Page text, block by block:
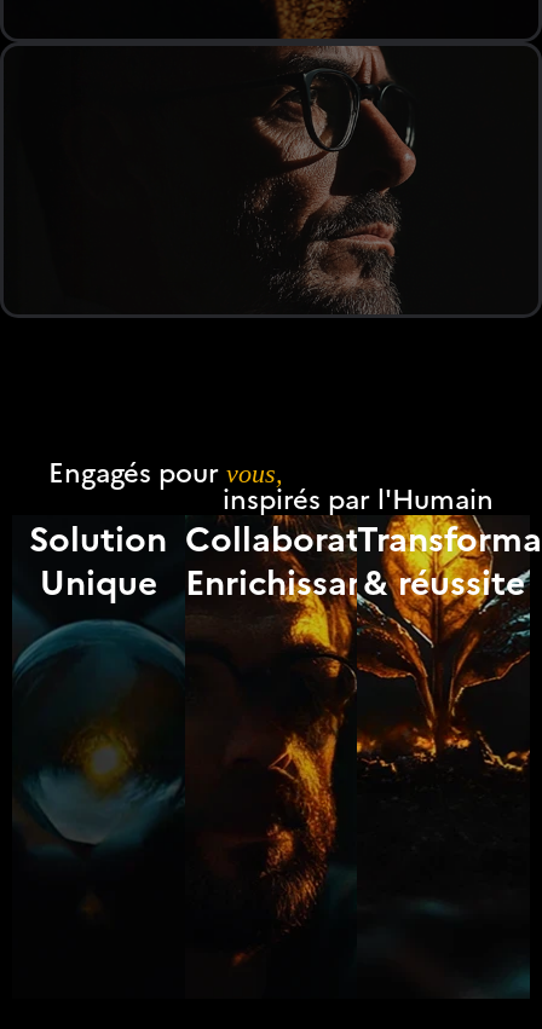
Engagés pour vous,
inspirés par l'Humain
Solution
Unique
Collaboration
Enrichissante& réussite